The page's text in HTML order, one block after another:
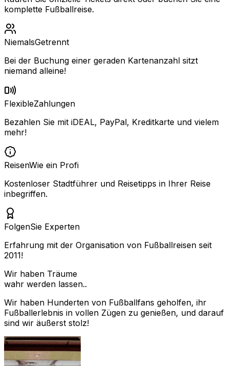
komplette Fußballreise.
NiemalsGetrennt
Bei der Buchung einer geraden Kartenanzahl sitzt
niemand alleine!
FlexibleZahlungen
Bezahlen Sie mit iDEAL, PayPal, Kreditkarte und vielem
mehr!
ReisenWie ein Profi
Kostenloser Stadtführer und Reisetipps in Ihrer Reise
inbegriffen.
FolgenSie Experten
Erfahrung mit der Organisation von Fußballreisen seit
2011!
Wir haben Träume
wahr werden lassen..
Wir haben Hunderten von Fußballfans geholfen, ihr
Fußballerlebnis in vollen Zügen zu genießen, und darauf
sind wir äußerst stolz!